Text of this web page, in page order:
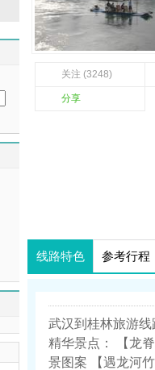
关注 (3248)
分享
线路特色 参考行程
武汉到桂林旅游
精华景点： 【龙
景图案 【遇龙河